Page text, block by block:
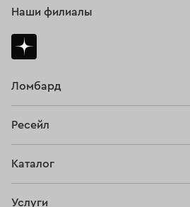
Ломбард
Тарифы
Ресейл
Каталог
Услуги
Наши филиалы